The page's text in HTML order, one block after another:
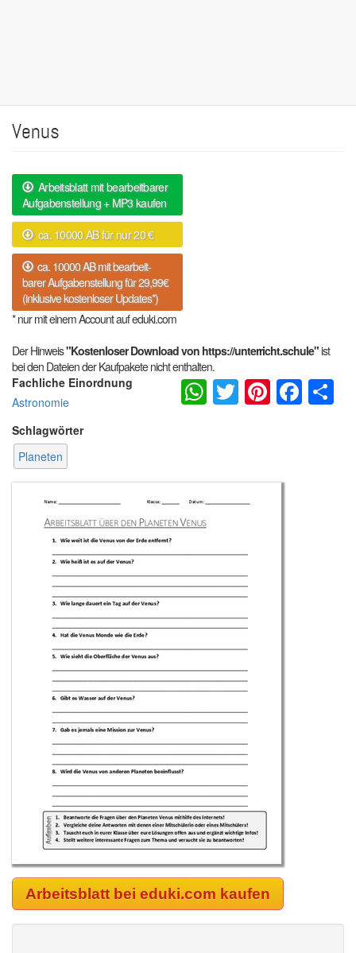
Venus
Arbeitsblatt mit bearbeitbarer
Aufgabenstellung + MP3 kaufen
ca. 10000 AB für nur 20 €
ca. 10000 AB mit bearbeit-
barer Aufgabenstellung für 29,99€
(inklusive kostenloser Updates*)
* nur mit einem Account auf eduki.com
Der Hinweis"Kostenloser Download von https://unterricht.schule"ist
bei den Dateien der Kaufpakete nicht enthalten.
Fachliche Einordnung
Astronomie
Schlagwörter
Planeten
WhatsApp
Twitter
Arbeitsblatt bei eduki.com kaufen